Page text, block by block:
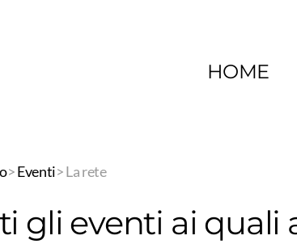
HOME
>Eventi> La rete
gli eventi ai